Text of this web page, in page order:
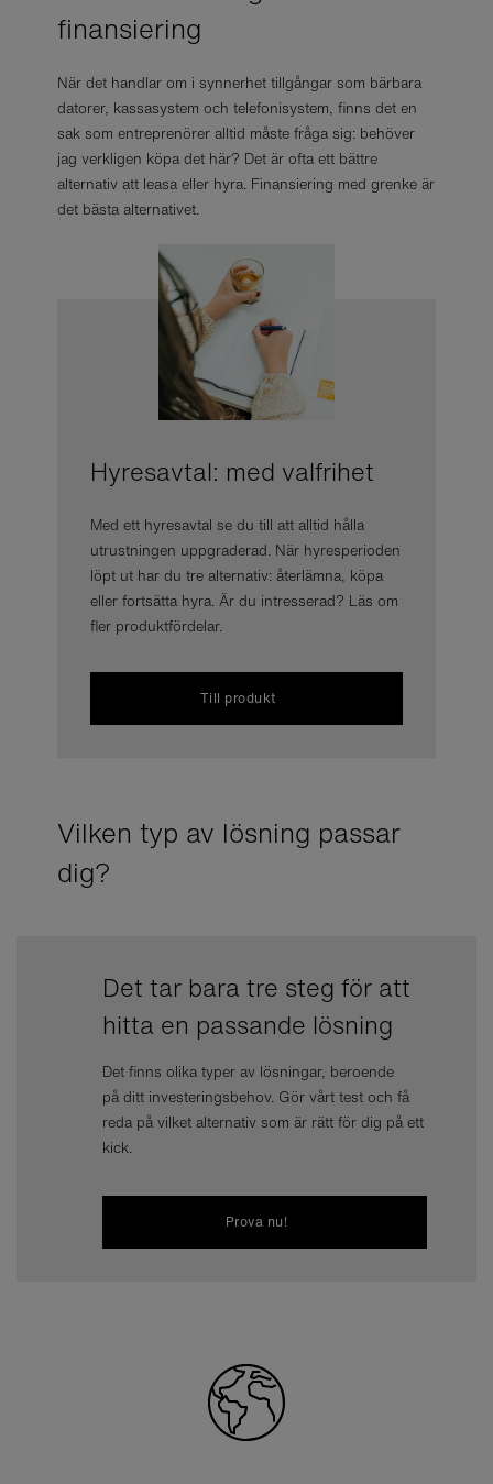
finansiering
När det handlar om i synnerhet tillgångar som bärbara
datorer, kassasystem och telefonisystem, finns det en
sak som entreprenörer alltid måste fråga sig: behöver
jag verkligen köpa det här? Det är ofta ett bättre
alternativ att leasa eller hyra. Finansiering med grenke är
det bästa alternativet.
Hyresavtal: med valfrihet
Med ett hyresavtal se du till att alltid hålla
utrustningen uppgraderad. När hyresperioden
löpt ut har du tre alternativ: återlämna, köpa
eller fortsätta hyra. Är du intresserad? Läs om
fler produktfördelar.
Till produkt
Vilken typ av lösning passar
dig?
Det tar bara tre steg för att
hitta en passande lösning
Det finns olika typer av lösningar, beroende
på ditt investeringsbehov. Gör vårt test och få
reda på vilket alternativ som är rätt för dig på ett
kick.
Prova nu!